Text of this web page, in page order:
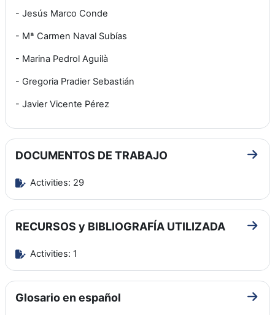
- Jesús Marco Conde
- Mª Carmen Naval Subías
- Marina Pedrol Aguilà
- Gregoria Pradier Sebastián
- Javier Vicente Pérez
DOCUMENTOS DE TRABAJO
Go
Activities: 29
RECURSOS y BIBLIOGRAFÍA UTILIZADA
Go
Activities: 1
Glosario en español
Go